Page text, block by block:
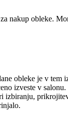
nakup obleke.
obleke je v tem
izveste v
izbiranju,